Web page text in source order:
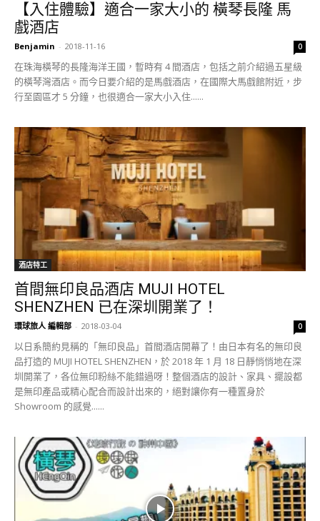
【入住體驗】適合一家大小的 橫琴長隆 馬
戲酒店
Benjamin - 2018-11-16 0
在珠海橫琴的長隆海洋王國，暫時有 4 間酒店，包括之前介紹過五星級
的橫琴灣酒店。而今日要介紹的是馬戲酒店，在國際大馬戲館附近，步
行至園區才 5 分鐘，也很適合一家大小入住......
酒店特工
首間無印良品酒店 MUJI HOTEL
SHENZHEN 已在深圳開業了！
環球旅人 編輯部 - 2018-03-04 0
以日系簡約見稱的「無印良品」首間酒店開幕了！由日本有名的無印良
品打造的 MUJI HOTEL SHENZHEN，於 2018 年 1 月 18 日靜悄悄地在深
圳開業了，各位無印粉絲不能錯過呀！整個酒店的設計、家具、擺設都
是無印產品或精心配合而設計出來的，絕對讓你有一種置身於
Showroom 的感覺......